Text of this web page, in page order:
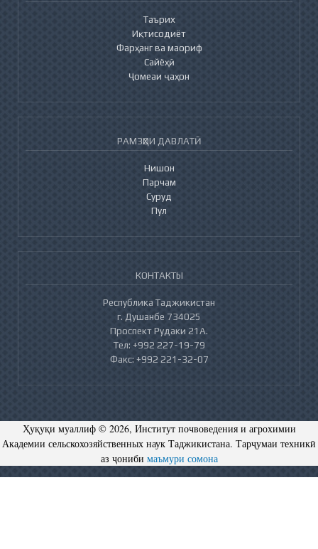
Таърих
Иқтисодиёт
Фарҳанг ва маориф
Сайёҳӣ
Ҷомеаи ҷаҳон
РАМЗҲОИ ДАВЛАТӢ
Нишон
Парчам
Суруд
Пул
КОНТАКТЫ
Республика Таджикистан
г. Душанбе 734025
Проспект Рудаки 21А.
Тел: +992 227-19-79
Факс: +992 221-32-07
Ҳуқуқи муаллиф © 2026, Институт почвоведения и агрохимии
Академии сельскохозяйственных наук Таджикистана. Тарҷумаи техникӣ
аз ҷониби маъмури сомона